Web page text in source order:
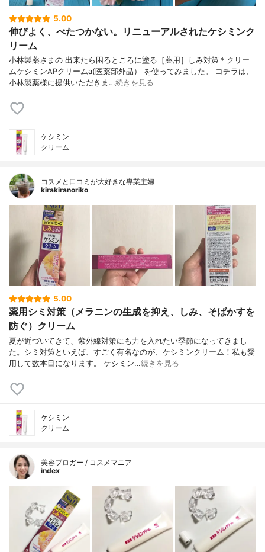
5.00
伸びよく、べたつかない。リニューアルされたケシミンク
リーム
小林製薬さまの 出来たら困るところに塗る［薬用］しみ対策＊クリー
ムケシミンAPクリームa(医薬部外品） を使ってみました。 コチラは、
小林製薬様に提供いただきま…続きを見る
ケシミン
クリーム
コスメと口コミが大好きな専業主婦
kirakiranoriko
5.00
薬用シミ対策（メラニンの生成を抑え、しみ、そばかすを
防ぐ）クリーム
夏が近づいてきて、紫外線対策にも力を入れたい季節になってきまし
た。シミ対策といえば、すごく有名なのが、ケシミンクリーム！私も愛
用して数本目になります。 ケシミン…続きを見る
ケシミン
クリーム
美容ブロガー / コスメマニア
index